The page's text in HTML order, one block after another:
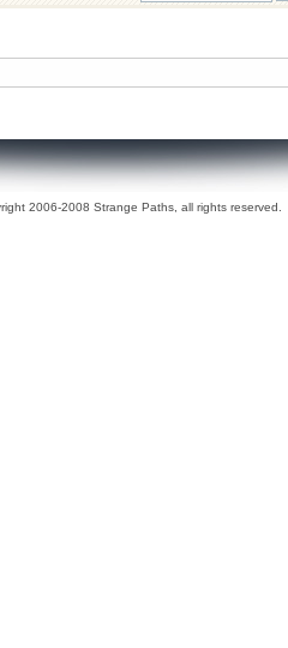
2006-2008 Strange Paths, all rights reserved.